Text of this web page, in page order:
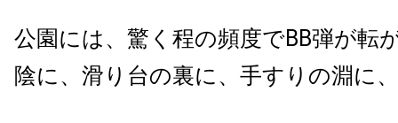
公園には、驚く程の頻度でBB弾が転
陰に、滑り台の裏に、手すりの淵に